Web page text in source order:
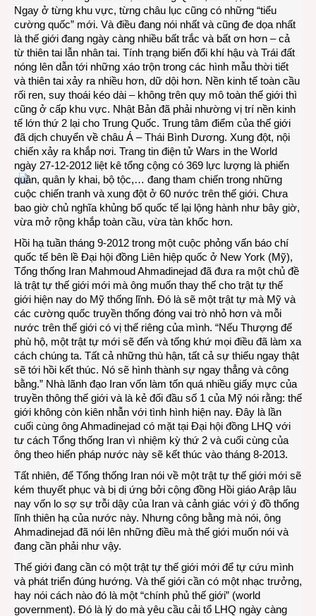
Ngay ở từng khu vực, từng châu lục cũng có những “tiểu
cường quốc” mới. Và điều đang nói nhất và cũng đe dọa nhất
là thế giới đang ngày càng nhiều bất trắc và bất ơn hơn – cả
từ thiên tai lẫn nhân tai. Tính trạng biến đổi khí hậu và Trái đất
nóng lên dẫn tới những xáo trộn trong các hình mẫu thời tiết
và thiên tai xảy ra nhiều hơn, dữ dội hơn. Nền kinh tế toàn cầu
rối ren, suy thoái kéo dài – không trên quy mô toàn thế giới thì
cũng ở cấp khu vực. Nhật Bản đã phải nhường vị trí nền kinh
tế lớn thứ 2 lại cho Trung Quốc. Trung tâm điểm của thế giới
đã dịch chuyển về châu Á – Thái Bình Dương. Xung đột, nội
chiến xảy ra khắp nơi. Trang tin điện tử Wars in the World
ngày 27-12-2012 liệt kê tổng cộng có 369 lực lượng là phiến
quân, quân ly khai, bộ tộc,… đang tham chiến trong những
cuộc chiến tranh và xung đột ở 60 nước trên thế giới. Chưa
bao giờ chủ nghĩa khủng bố quốc tế lại lộng hành như bây giờ,
vừa mở rộng khắp toàn cầu, vừa tàn khốc hơn.
Hồi hạ tuần tháng 9-2012 trong một cuộc phỏng vấn báo chí
quốc tế bên lề Đại hội đồng Liên hiệp quốc ở New York (Mỹ),
Tổng thống Iran Mahmoud Ahmadinejad đã đưa ra một chủ đề
là trật tự thế giới mới mà ông muốn thay thế cho trật tự thế
giới hiện nay do Mỹ thống lĩnh. Đó là sẽ một trật tự mà Mỹ và
các cường quốc truyền thống đóng vai trò nhỏ hơn và mỗi
nước trên thế giới có vị thế riêng của mình. “Nếu Thượng đế
phù hộ, một trật tự mới sẽ đến và tống khứ mọi điều đã làm xa
cách chúng ta. Tất cả những thù hận, tất cả sự thiếu ngay thật
sẽ tới hồi kết thúc. Nó sẽ hình thành sự ngay thẳng và công
bằng.” Nhà lãnh đạo Iran vốn làm tốn quá nhiều giấy mực của
truyền thông thế giới và là kẻ đối đầu số 1 của Mỹ nói rằng: thế
giới không còn kiên nhẫn với tình hình hiện nay. Đây là lần
cuối cùng ông Ahmadinejad có mặt tại Đại hội đồng LHQ với
tư cách Tổng thống Iran vì nhiệm kỳ thứ 2 và cuối cùng của
ông theo hiến pháp nước này sẽ kết thúc vào tháng 8-2013.
Tất nhiên, để Tổng thống Iran nói về một trật tự thế giới mới sẽ
kém thuyết phục và bị dị ứng bởi cộng đồng Hồi giáo Arập lâu
nay vốn lo sợ sự trỗi dậy của Iran và cảnh giác với ý đồ thống
lĩnh thiên hạ của nước này. Nhưng công bằng mà nói, ông
Ahmadinejad đã nói lên những điều mà thế giới muốn nói và
đang cần phải như vậy.
Thế giới đang cần có một trật tự thế giới mới để tự cứu mình
và phát triển đúng hướng. Và thế giới cần có một nhạc trưởng,
hay nói cách nào đó là một “chính phủ thế giới” (world
government). Đó là lý do mà yêu cầu cải tổ LHQ ngày càng